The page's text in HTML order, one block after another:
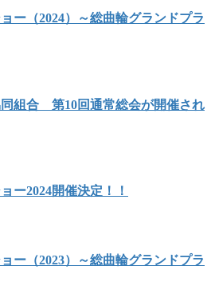
ー（2024）～総曲輪グランドプラ
組合 第10回通常総会が開催され
ー2024開催決定！！
ー（2023）～総曲輪グランドプラ